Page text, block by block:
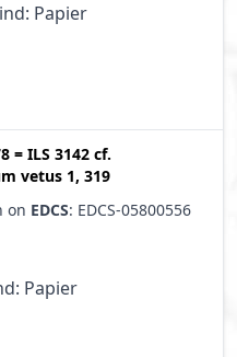
Papier
= ILS 3142 cf.
vetus 1, 319
on EDCS: EDCS-05800556
Papier